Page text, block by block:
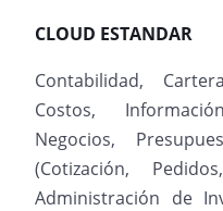
CLOUD ESTANDAR
Contabilidad,
Costos,
Negocios,
(Cotización,
Administración de